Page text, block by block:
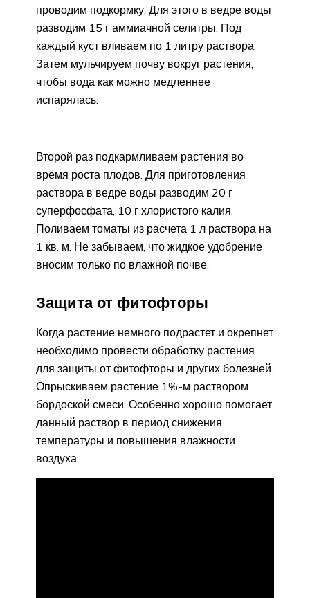
проводим подкормку. Для этого в ведре воды
разводим 15 г аммиачной селитры. Под
каждый куст вливаем по 1 литру раствора.
Затем мульчируем почву вокруг растения,
чтобы вода как можно медленнее
испарялась.
Второй раз подкармливаем растения во
время роста плодов. Для приготовления
раствора в ведре воды разводим 20 г
суперфосфата, 10 г хлористого калия.
Поливаем томаты из расчета 1 л раствора на
1 кв. м. Не забываем, что жидкое удобрение
вносим только по влажной почве.
Защита от фитофторы
Когда растение немного подрастет и окрепнет
необходимо провести обработку растения
для защиты от фитофторы и других болезней.
Опрыскиваем растение 1%-м раствором
бордоской смеси. Особенно хорошо помогает
данный раствор в период снижения
температуры и повышения влажности
воздуха.